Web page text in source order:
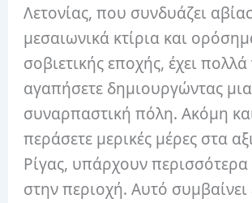
Λετονίας, που συνδυάζει
μεσαιωνικά κτίρια και
σοβιετικής εποχής, έχει
αγαπήσετε δημιουργώντας μια
συναρπαστική πόλη.Ακόμη
περάσετε μερικές μέρες στα
Ρίγας, υπάρχουν περισσότερα
στην περιοχή.Αυτό συμβαίνει